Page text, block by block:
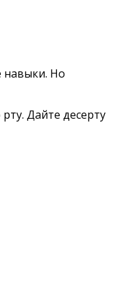
навыки. Но
Дайте десерту